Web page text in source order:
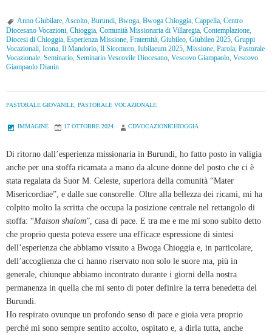
Anno Giubilare, Ascolto, Burundi, Bwoga, Bwoga Chioggia, Cappella, Centro
Diocesano Vocazioni, Chioggia, Comunità Missionaria di Villaregia, Contemplazione,
Diocesi di Chioggia, Esperienza Missione, Fraternità, Giubileo, Giubileo 2025, Gruppi
Vocazionali, Icona, Il Mandorlo, Il Sicomoro, Iubilaeum 2025, Missione, Parola, Pastorale
Vocazionale, Seminario, Seminario Vescovile Diocesano, Vescovo Giampaolo, Vescovo
Giampaolo Dianin
PASTORALE GIOVANILE PASTORALE VOCAZIONALE
IMMAGINE 17 OTTOBRE 2024 CDVOCAZIONICHIOGGIA
Di ritorno dall’esperienza missionaria in Burundi, ho fatto posto in valigia
anche per una stoffa ricamata a mano da alcune donne del posto che ci è
stata regalata da Suor M. Celeste, superiora della comunità “Mater
Misericordiae”, e dalle sue consorelle. Oltre alla bellezza dei ricami, mi ha
colpito molto la scritta che occupa la posizione centrale nel rettangolo di
stoffa: “Maison shalom”, casa di pace. E tra me e me mi sono subito detto
che proprio questa poteva essere una efficace espressione di sintesi
dell’esperienza che abbiamo vissuto a Bwoga Chioggia e, in particolare,
dell’accoglienza che ci hanno riservato non solo le suore ma, più in
generale, chiunque abbiamo incontrato durante i giorni della nostra
permanenza in quella che mi sento di poter definire la terra benedetta del
Burundi.
Ho respirato ovunque un profondo senso di pace e gioia vera proprio
perché mi sono sempre sentito accolto, ospitato e, a dirla tutta, anche